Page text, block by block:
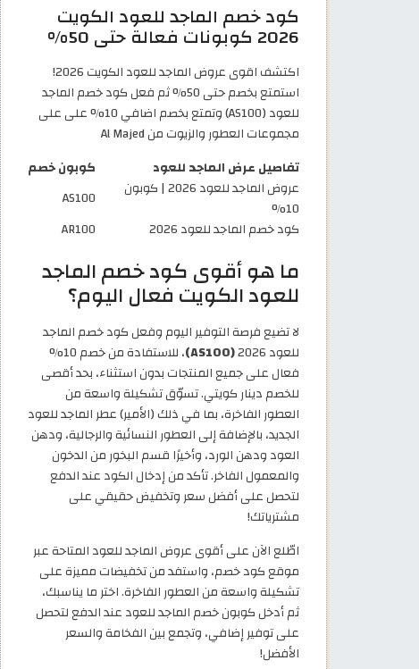
كود خصم الماجد للعود الكويت
2026 كوبونات فعالة حتى 50%
اكتشف اقوى عروض الماجد للعود الكويت 2026!
استمتع بخصم حتى 50% ثم فعل كود خصم الماجد
للعود (AS100) وتمتع بخصم اضافي 10% على على
مجموعات العطور والزيوت من Al Majed
تفاصيل عرض الماجد للعود
كوبون خصم
عروض الماجد للعود 2026 | كوبون
10%
AS100
كود خصم الماجد للعود 2026
AR100
ما هو أقوى كود خصم الماجد
للعود الكويت فعال اليوم؟
لا تضيع فرصة التوفير اليوم وفعل كود خصم الماجد
للعود 2026
(AS100)
، للاستفادة من خصم 10%
فعال على جميع المنتجات بدون استثناء، بحد أقصى
للخصم دينار كويتي. تسوّق تشكيلة واسعة من
العطور الفاخرة، بما في ذلك (الأمير) عطر الماجد للعود
الجديد، بالإضافة إلى العطور النسائية والرجالية، ودهن
العود ودهن الورد، وأخيرًا قسم البخور من الدخون
والمعمول الفاخر. تأكد من إدخال الكود عند الدفع
لتحصل على أفضل سعر وتخفيض حقيقي على
مشترياتك!
اطّلع الآن على أقوى عروض الماجد للعود المتاحة عبر
موقع كود خصم، واستفد من تخفيضات مميزة على
تشكيلة واسعة من العطور الفاخرة. اختر ما يناسبك،
ثم أدخل كوبون خصم الماجد للعود عند الدفع لتحصل
على توفير إضافي، وتجمع بين الفخامة والسعر
الأفضل!